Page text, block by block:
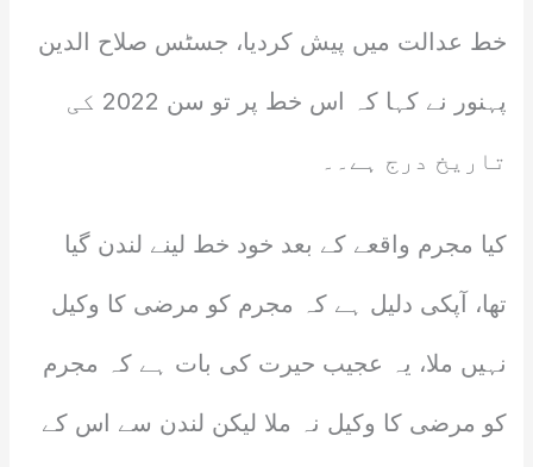
خط عدالت میں پیش کردیا، جسٹس صلاح الدین
پہنور نے کہا کہ اس خط پر تو سن 2022 کی
تاریخ درج ہے۔۔
کیا مجرم واقعے کے بعد خود خط لینے لندن گیا
تھا، آپکی دلیل ہے کہ مجرم کو مرضی کا وکیل
نہیں ملا، یہ عجیب حیرت کی بات ہے کہ مجرم
کو مرضی کا وکیل نہ ملا لیکن لندن سے اس کے